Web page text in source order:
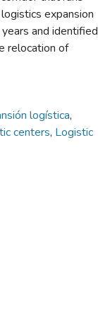
expansion
and identified
relocation of
logística,
centers, Logistic